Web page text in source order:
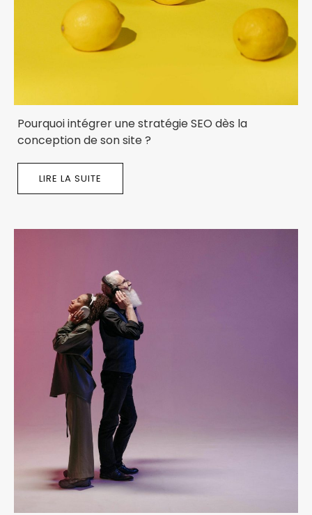
Pourquoi intégrer une stratégie SEO dès la
conception de son site ?
LIRE LA SUITE